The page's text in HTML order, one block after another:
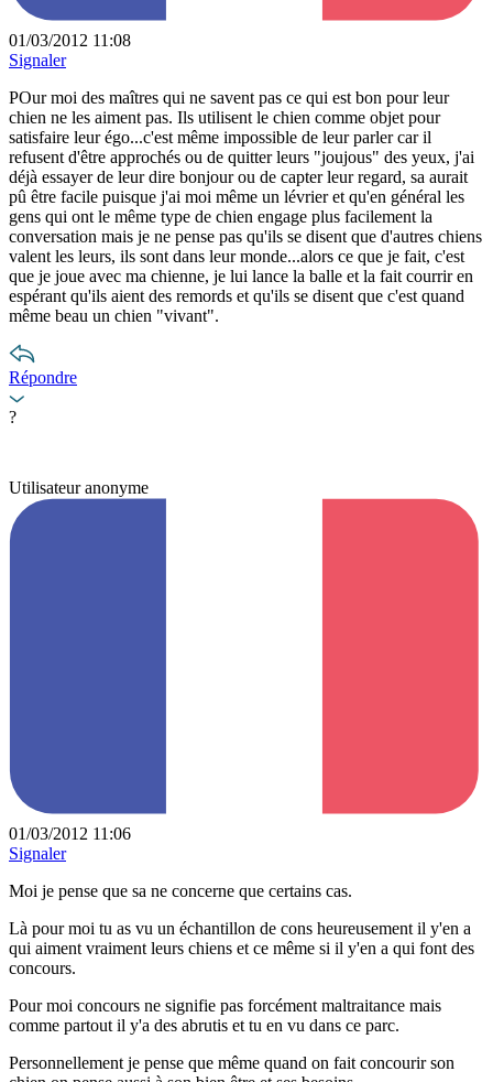
01/03/2012 11:08
Signaler
POur moi des maîtres qui ne savent pas ce qui est bon pour leur
chien ne les aiment pas. Ils utilisent le chien comme objet pour
satisfaire leur égo...c'est même impossible de leur parler car il
refusent d'être approchés ou de quitter leurs "joujous" des yeux, j'ai
déjà essayer de leur dire bonjour ou de capter leur regard, sa aurait
pû être facile puisque j'ai moi même un lévrier et qu'en général les
gens qui ont le même type de chien engage plus facilement la
conversation mais je ne pense pas qu'ils se disent que d'autres chiens
valent les leurs, ils sont dans leur monde...alors ce que je fait, c'est
que je joue avec ma chienne, je lui lance la balle et la fait courrir en
espérant qu'ils aient des remords et qu'ils se disent que c'est quand
même beau un chien "vivant".
Répondre
?
Utilisateur anonyme
01/03/2012 11:06
Signaler
Moi je pense que sa ne concerne que certains cas.
Là pour moi tu as vu un échantillon de cons heureusement il y'en a
qui aiment vraiment leurs chiens et ce même si il y'en a qui font des
concours.
Pour moi concours ne signifie pas forcément maltraitance mais
comme partout il y'a des abrutis et tu en vu dans ce parc.
Personnellement je pense que même quand on fait concourir son